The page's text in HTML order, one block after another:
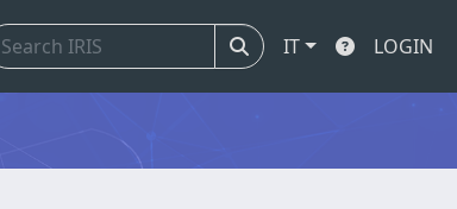
IT LOGIN